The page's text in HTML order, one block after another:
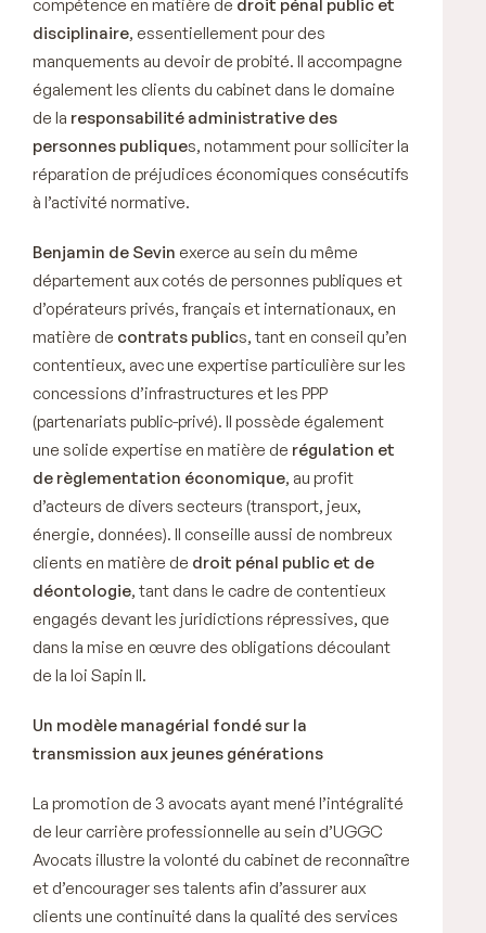
compétence en matière de droit pénal public et
disciplinaire, essentiellement pour des
manquements au devoir de probité. Il accompagne
également les clients du cabinet dans le domaine
de la responsabilité administrative des
personnes publiques, notamment pour solliciter la
réparation de préjudices économiques consécutifs
à l’activité normative.
Benjamin de Sevin exerce au sein du même
département aux cotés de personnes publiques et
d’opérateurs privés, français et internationaux, en
matière de contrats publics, tant en conseil qu’en
contentieux, avec une expertise particulière sur les
concessions d’infrastructures et les PPP
(partenariats public-privé). Il possède également
une solide expertise en matière de régulation et
de règlementation économique, au profit
d’acteurs de divers secteurs (transport, jeux,
énergie, données). Il conseille aussi de nombreux
clients en matière de droit pénal public et de
déontologie, tant dans le cadre de contentieux
engagés devant les juridictions répressives, que
dans la mise en œuvre des obligations découlant
de la loi Sapin II.
Un modèle managérial fondé sur la
transmission aux jeunes générations
La promotion de 3 avocats ayant mené l’intégralité
de leur carrière professionnelle au sein d’UGGC
Avocats illustre la volonté du cabinet de reconnaître
et d’encourager ses talents afin d’assurer aux
clients une continuité dans la qualité des services